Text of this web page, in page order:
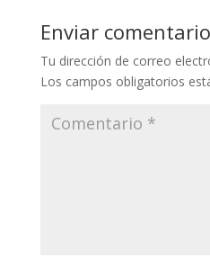
Enviar comentario
Tu dirección de correo
Los campos obligatorios